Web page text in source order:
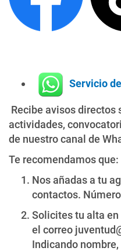
Servicio
Recibe avisos directos
actividades,
de nuestro canal de
Te recomendamos que:
Nos añadas a tu
contactos.
Solicites tu alta en
el correo
Indicando